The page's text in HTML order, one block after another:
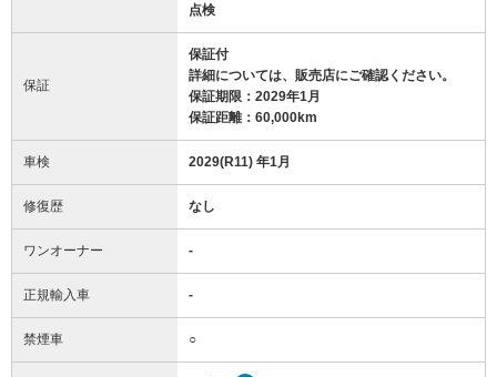
点検
保証
保証付
詳細については、販売店にご確認ください。
保証期限：2029年1月
保証距離：60,000km
車検 2029(R11) 年1月
修復歴 なし
ワンオーナー -
正規輸入車 -
禁煙車 ○